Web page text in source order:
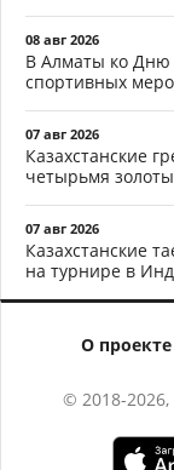
08 авг 2026
В Алматы ко Дню
спортивных
07 авг 2026
Казахстанские
четырьмя
07 авг 2026
Казахстанские
на турнире в
О проекте
© 2018-